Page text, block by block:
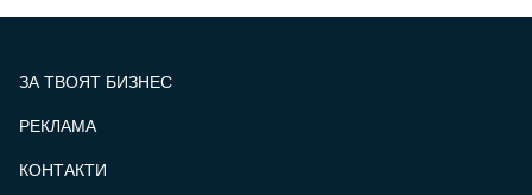
ЗА ТВОЯТ БИЗНЕС
РЕКЛАМА
КОНТАКТИ